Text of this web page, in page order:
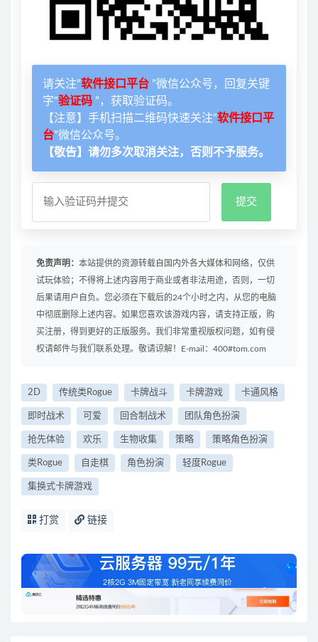
请关注“软件接口平台 ”微信公众号，回复关键
字“验证码 ”，获取验证码。
【注意】手机扫描二维码快速关注“软件接口平
台”微信公众号。
【敬告】请勿多次取消关注，否则不予服务。
免责声明： 本站提供的资源转载自国内外各大媒体和网络，仅供
试玩体验；不得将上述内容用于商业或者非法用途，否则，一切
后果请用户自负。您必须在下载后的24个小时之内，从您的电脑
中彻底删除上述内容。如果您喜欢该游戏内容，请支持正版，购
买注册，得到更好的正版服务。我们非常重视版权问题，如有侵
权请邮件与我们联系处理。敬请谅解！E-mail：400#tom.com
2D 传统类Rogue 卡牌战斗 卡牌游戏 卡通风格
即时战术 可爱 回合制战术 团队角色扮演
抢先体验 欢乐 生物收集 策略 策略角色扮演
类Rogue 自走棋 角色扮演 轻度Rogue
集换式卡牌游戏
打赏 链接